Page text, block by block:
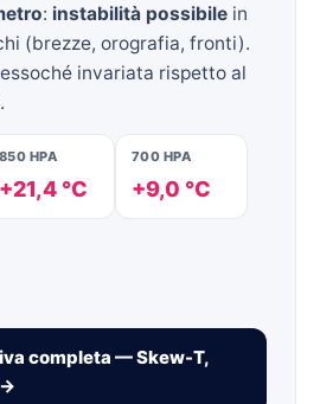
: instabilità possibile in
(brezze, orografia, fronti).
invariata rispetto al
850 HPA
+21,4 °C
700 HPA
+9,0 °C
completa — Skew-T,